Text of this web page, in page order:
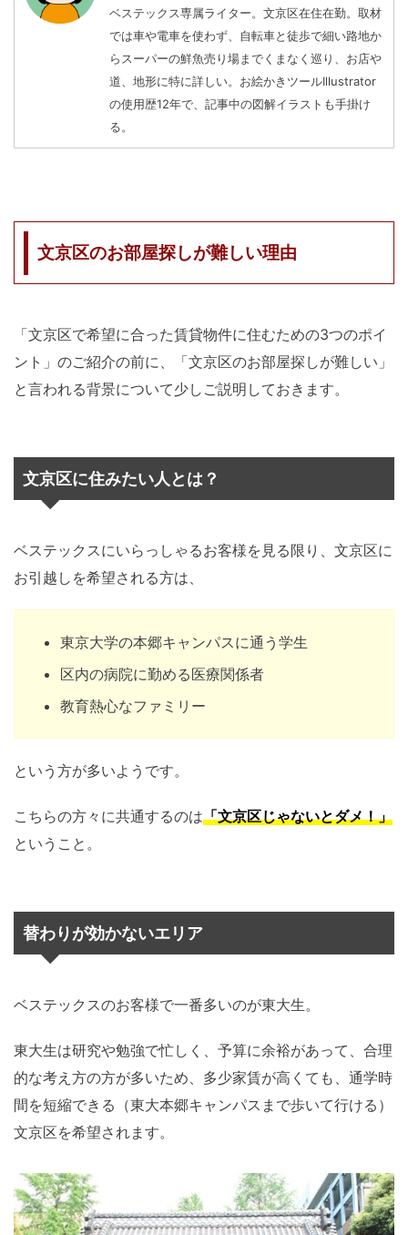
ベステックス専属ライター。文京区在住在勤。取材
では車や電車を使わず、自転車と徒歩で細い路地か
らスーパーの鮮魚売り場までくまなく巡り、お店や
道、地形に特に詳しい。お絵かきツールIllustrator
の使用歴12年で、記事中の図解イラストも手掛け
る。
文京区のお部屋探しが難しい理由
「文京区で希望に合った賃貸物件に住むための3つのポイ
ント」のご紹介の前に、「文京区のお部屋探しが難しい」
と言われる背景について少しご説明しておきます。
文京区に住みたい人とは？
ベステックスにいらっしゃるお客様を見る限り、文京区に
お引越しを希望される方は、
東京大学の本郷キャンパスに通う学生
区内の病院に勤める医療関係者
教育熱心なファミリー
という方が多いようです。
こちらの方々に共通するのは「文京区じゃないとダメ！」
ということ。
替わりが効かないエリア
ベステックスのお客様で一番多いのが東大生。
東大生は研究や勉強で忙しく、予算に余裕があって、合理
的な考え方の方が多いため、多少家賃が高くても、通学時
間を短縮できる（東大本郷キャンパスまで歩いて行ける）
文京区を希望されます。